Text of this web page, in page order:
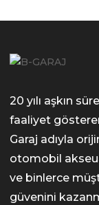
20 yılı aşkın
faaliyet
Garaj adıyla
otomobil
ve binlerce
güvenini